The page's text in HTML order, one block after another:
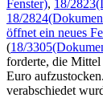
Fenster), 18/2823
18/2824
öffnet ein neues
(18/3305
forderte, die
Euro
verabschiedet